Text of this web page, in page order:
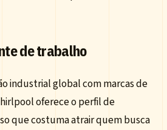
de trabalho
industrial global com marcas de
oferece o perfil de
que costuma atrair quem busca